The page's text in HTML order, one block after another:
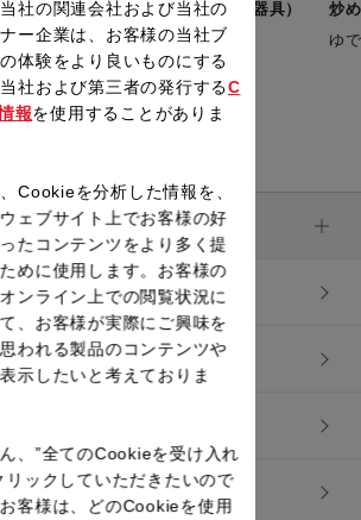
けのスープ煮（取っ手つき調理器具）
炒
ゆ
社の関連会社および当社の
ー企業は、お客様の当社ブ
体験をより良いものにする
社および第三者の発行するC
報を使用することがありま
Cookieを分析した情報を、
ェブサイト上でお客様の好
たコンテンツをより多く提
めに使用します。お客様の
ンライン上での閲覧状況に
、お客様が実際にご興味を
われる製品のコンテンツや
示したいと考えておりま
、”全てのCookieを受け入れ
リックしていただきたいので
客様は、どのCookieを使用